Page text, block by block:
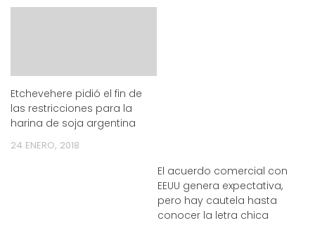
Etchevehere pidió el fin de
las restricciones para la
harina de soja argentina
24 ENERO, 2018
El acuerdo comercial con
EEUU genera expectativa,
pero hay cautela hasta
conocer la letra chica